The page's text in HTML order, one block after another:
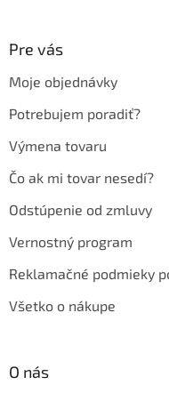
Pre vás
Moje objednávky
Potrebujem poradiť?
Výmena tovaru
Čo ak mi tovar nesedí?
Odstúpenie od zmluvy
Vernostný program
Reklamačné podmieky
Všetko o nákupe
O nás